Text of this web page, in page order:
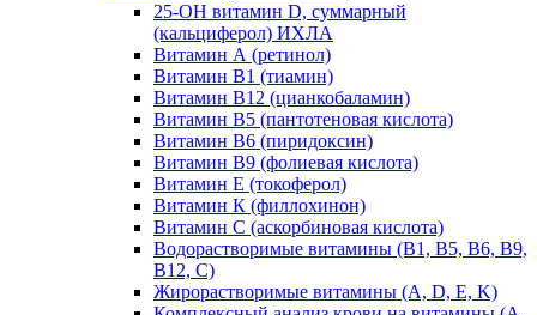
25-OH витамин D, суммарный
(кальциферол) ИХЛА
Витамин А (ретинол)
Витамин В1 (тиамин)
Витамин В12 (цианкобаламин)
Витамин В5 (пантотеновая кислота)
Витамин В6 (пиридоксин)
Витамин В9 (фолиевая кислота)
Витамин Е (токоферол)
Витамин К (филлохинон)
Витамин С (аскорбиновая кислота)
Водорастворимые витамины (B1, B5, B6, В9,
В12, С)
Жирорастворимые витамины (A, D, E, K)